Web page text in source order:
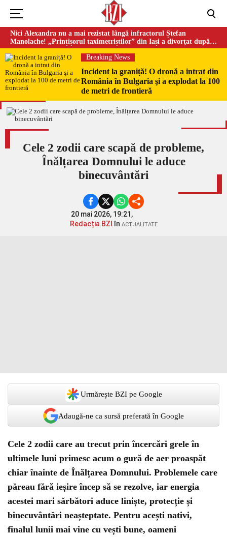
Nici Alexandra nu a mai rezistat lângă infractorul Ștefan
Manolache! „Prințișorul taximetriștilor” din Iași a divorţat după
doi ani de căsnicie
Breaking News
Incident la graniță! O dronă a intrat din
România în Bulgaria şi a explodat la 100
de metri de frontieră
Cele 2 zodii care scapă de probleme,
Înălțarea Domnului le aduce
binecuvântări
20 mai 2026, 19:21,
Redacția BZI în ACTUALITATE
Urmărește BZI pe Google
Adaugă-ne ca sursă preferată în Google
Cele 2 zodii care au trecut prin încercări grele în
ultimele luni primesc acum o gură de aer proaspăt
chiar înainte de Înălțarea Domnului. Problemele care
păreau fără ieșire încep să se rezolve, iar energia
acestei mari sărbători aduce liniște, protecție și
binecuvântări neașteptate. Pentru acești nativi,
finalul lunii mai vine cu vești bune, oameni